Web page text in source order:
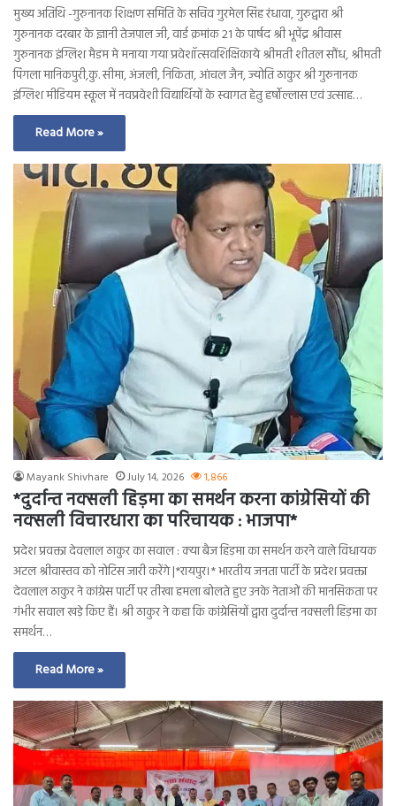
मुख्य अतिथि -गुरुनानक शिक्षण समिति के सचिव गुरमेल सिंह रंधावा, गुरुद्वारा श्री
गुरुनानक दरबार के ज्ञानी तेजपाल जी, वार्ड क्रमांक 21 के पार्षद श्री भूपेंद्र श्रीवास
गुरुनानक इंग्लिश मैडम मे मनाया गया प्रवेशॉत्सवशिक्षिकाये श्रीमती शीतल सौंध, श्रीमती
पिंगला मानिकपुरी,कु. सीमा, अंजली, निकिता, आंचल जैन, ज्योति ठाकुर श्री गुरुनानक
इंग्लिश मीडियम स्कूल में नवप्रवेशी विद्यार्थियों के स्वागत हेतु हर्षोल्लास एवं उत्साह…
Read More »
Mayank Shivhare July 14, 2026 1,866
*दुर्दान्त नक्सली हिड़मा का समर्थन करना कांग्रेसियों की
नक्सली विचारधारा का परिचायक : भाजपा*
प्रदेश प्रवक्ता देवलाल ठाकुर का सवाल : क्या बैज हिड़मा का समर्थन करने वाले विधायक
अटल श्रीवास्तव को नोटिस जारी करेंगे |*रायपुर।* भारतीय जनता पार्टी के प्रदेश प्रवक्ता
देवलाल ठाकुर ने कांग्रेस पार्टी पर तीखा हमला बोलते हुए उनके नेताओं की मानसिकता पर
गंभीर सवाल खड़े किए हैं। श्री ठाकुर ने कहा कि कांग्रेसियों द्वारा दुर्दान्त नक्सली हिड़मा का
समर्थन…
Read More »